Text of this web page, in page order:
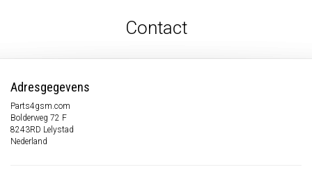
Contact
Adresgegevens
Parts4gsm.com
Bolderweg 72 F
8243RD Lelystad
Nederland